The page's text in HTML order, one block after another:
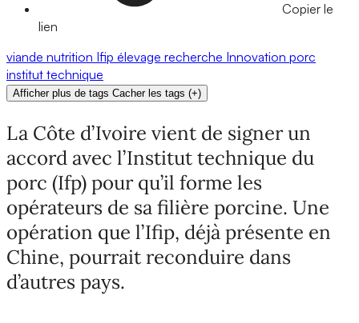
Copier le
lien
viande nutrition Ifip élevage recherche Innovation porc
institut technique
Afficher plus de tags Cacher les tags (+)
La Côte d’Ivoire vient de signer un
accord avec l’Institut technique du
porc (Ifp) pour qu’il forme les
opérateurs de sa filière porcine. Une
opération que l’Ifip, déjà présente en
Chine, pourrait reconduire dans
d’autres pays.